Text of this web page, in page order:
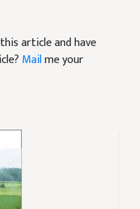
article and have
Mailme your